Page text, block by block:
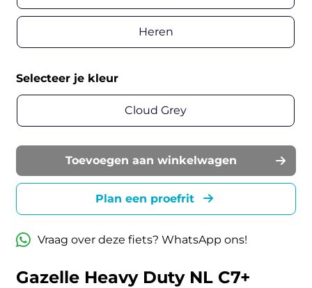
Heren
Selecteer je kleur
Cloud Grey
Toevoegen aan winkelwagen
Plan een proefrit
Vraag over deze fiets? WhatsApp ons!
Gazelle Heavy Duty NL C7+